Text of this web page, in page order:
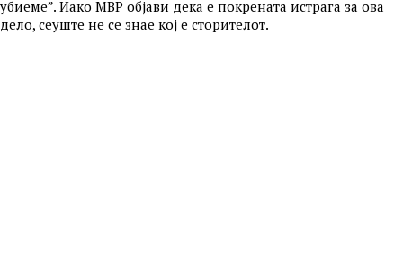
убиеме”. Иако МВР објави дека е покрената истрага за ова
дело, сеуште не се знае кој е сторителот.